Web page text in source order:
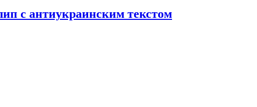
с антиукраинским текстом